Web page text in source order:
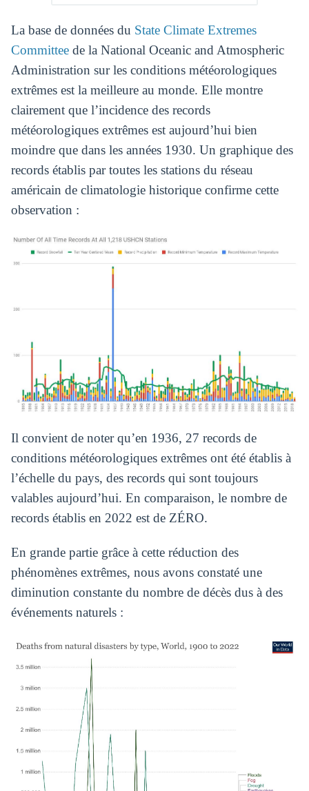
La base de données du State Climate Extremes
Committeede la National Oceanic and Atmospheric
Administration sur les conditions météorologiques
extrêmes est la meilleure au monde. Elle montre
clairement que l’incidence des records
météorologiques extrêmes est aujourd’hui bien
moindre que dans les années 1930. Un graphique des
records établis par toutes les stations du réseau
américain de climatologie historique confirme cette
observation :
Il convient de noter qu’en 1936, 27 records de
conditions météorologiques extrêmes ont été établis à
l’échelle du pays, des records qui sont toujours
valables aujourd’hui. En comparaison, le nombre de
records établis en 2022 est de ZÉRO.
En grande partie grâce à cette réduction des
phénomènes extrêmes, nous avons constaté une
diminution constante du nombre de décès dus à des
événements naturels :